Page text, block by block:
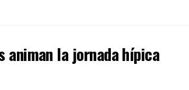
animan la jornada hípica